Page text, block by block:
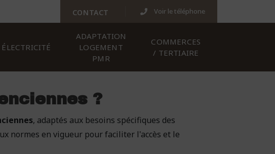
CONTACT Voir le téléphone
ÉLECTRICITÉ
ADAPTATION
LOGEMENT
PMR
COMMERCES
/ TERTIAIRE
?
, adaptés aux besoins spécifiques des
normes en vigueur pour faciliter l'accès et le